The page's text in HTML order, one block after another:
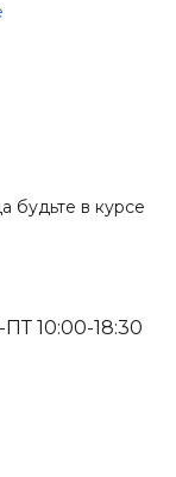
будьте в курсе
10:00-18:30